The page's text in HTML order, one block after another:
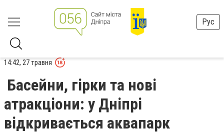
Рус
14:42, 27 травня
Басейни, гірки та нові
атракціони: у Дніпрі
відкривається аквапарк